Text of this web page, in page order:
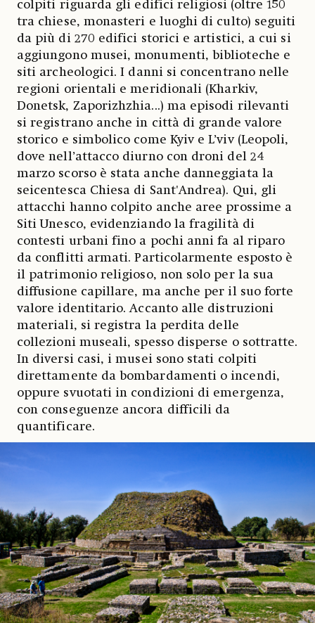
colpiti riguarda gli edifici religiosi (oltre 150
tra chiese, monasteri e luoghi di culto) seguiti
da più di 270 edifici storici e artistici, a cui si
aggiungono musei, monumenti, biblioteche e
siti archeologici. I danni si concentrano nelle
regioni orientali e meridionali (Kharkiv,
Donetsk, Zaporizhzhia...) ma episodi rilevanti
si registrano anche in città di grande valore
storico e simbolico come Kyiv e L’viv (Leopoli,
dove nell’attacco diurno con droni del 24
marzo scorso è stata anche danneggiata la
seicentesca Chiesa di Sant'Andrea). Qui, gli
attacchi hanno colpito anche aree prossime a
Siti Unesco, evidenziando la fragilità di
contesti urbani fino a pochi anni fa al riparo
da conflitti armati. Particolarmente esposto è
il patrimonio religioso, non solo per la sua
diffusione capillare, ma anche per il suo forte
valore identitario. Accanto alle distruzioni
materiali, si registra la perdita delle
collezioni museali, spesso disperse o sottratte.
In diversi casi, i musei sono stati colpiti
direttamente da bombardamenti o incendi,
oppure svuotati in condizioni di emergenza,
con conseguenze ancora difficili da
quantificare.